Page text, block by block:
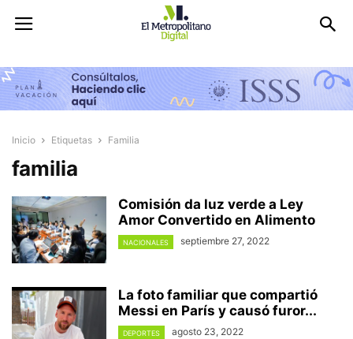
Inicio Etiquetas Familia
familia
Comisión da luz verde a Ley
Amor Convertido en Alimento
NACIONALES septiembre 27, 2022
La foto familiar que compartió
Messi en París y causó furor...
DEPORTES agosto 23, 2022